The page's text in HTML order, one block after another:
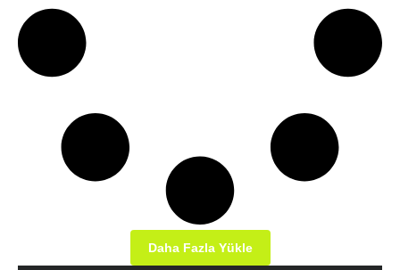
Daha Fazla Yükle